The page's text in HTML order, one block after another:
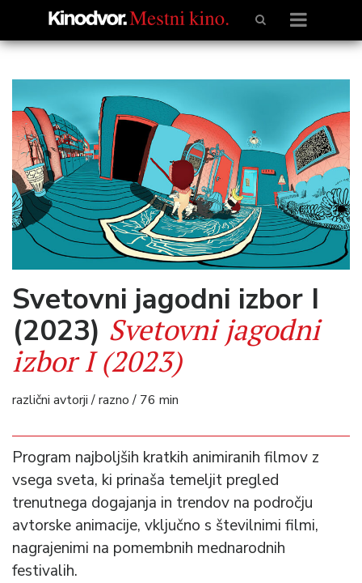
Svetovni jagodni izbor I
(2023) Svetovni jagodni
izbor I (2023)
različni avtorji / razno / 76 min
Program najboljših kratkih animiranih filmov z
vsega sveta, ki prinaša temeljit pregled
trenutnega dogajanja in trendov na področju
avtorske animacije, vključno s številnimi filmi,
nagrajenimi na pomembnih mednarodnih
festivalih.